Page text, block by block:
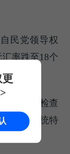
民党领导权
率跌至18个
元汇率检查
到美国总统特
更